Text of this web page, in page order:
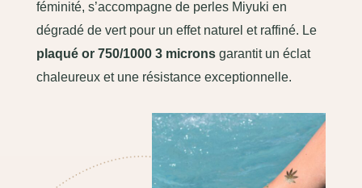
féminité, s’accompagne de perles Miyuki en
dégradé de vert pour un effet naturel et raffiné. Le
plaqué or 750/1000 3 micronsgarantit un éclat
chaleureux et une résistance exceptionnelle.